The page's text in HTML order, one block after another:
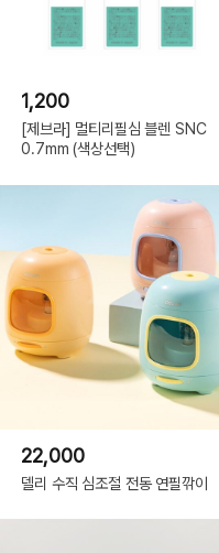
1,200
[제브라] 멀티리필심 블렌 SNC
0.7mm (색상선택)
22,000
델리 수직 심조절 전동 연필깎이